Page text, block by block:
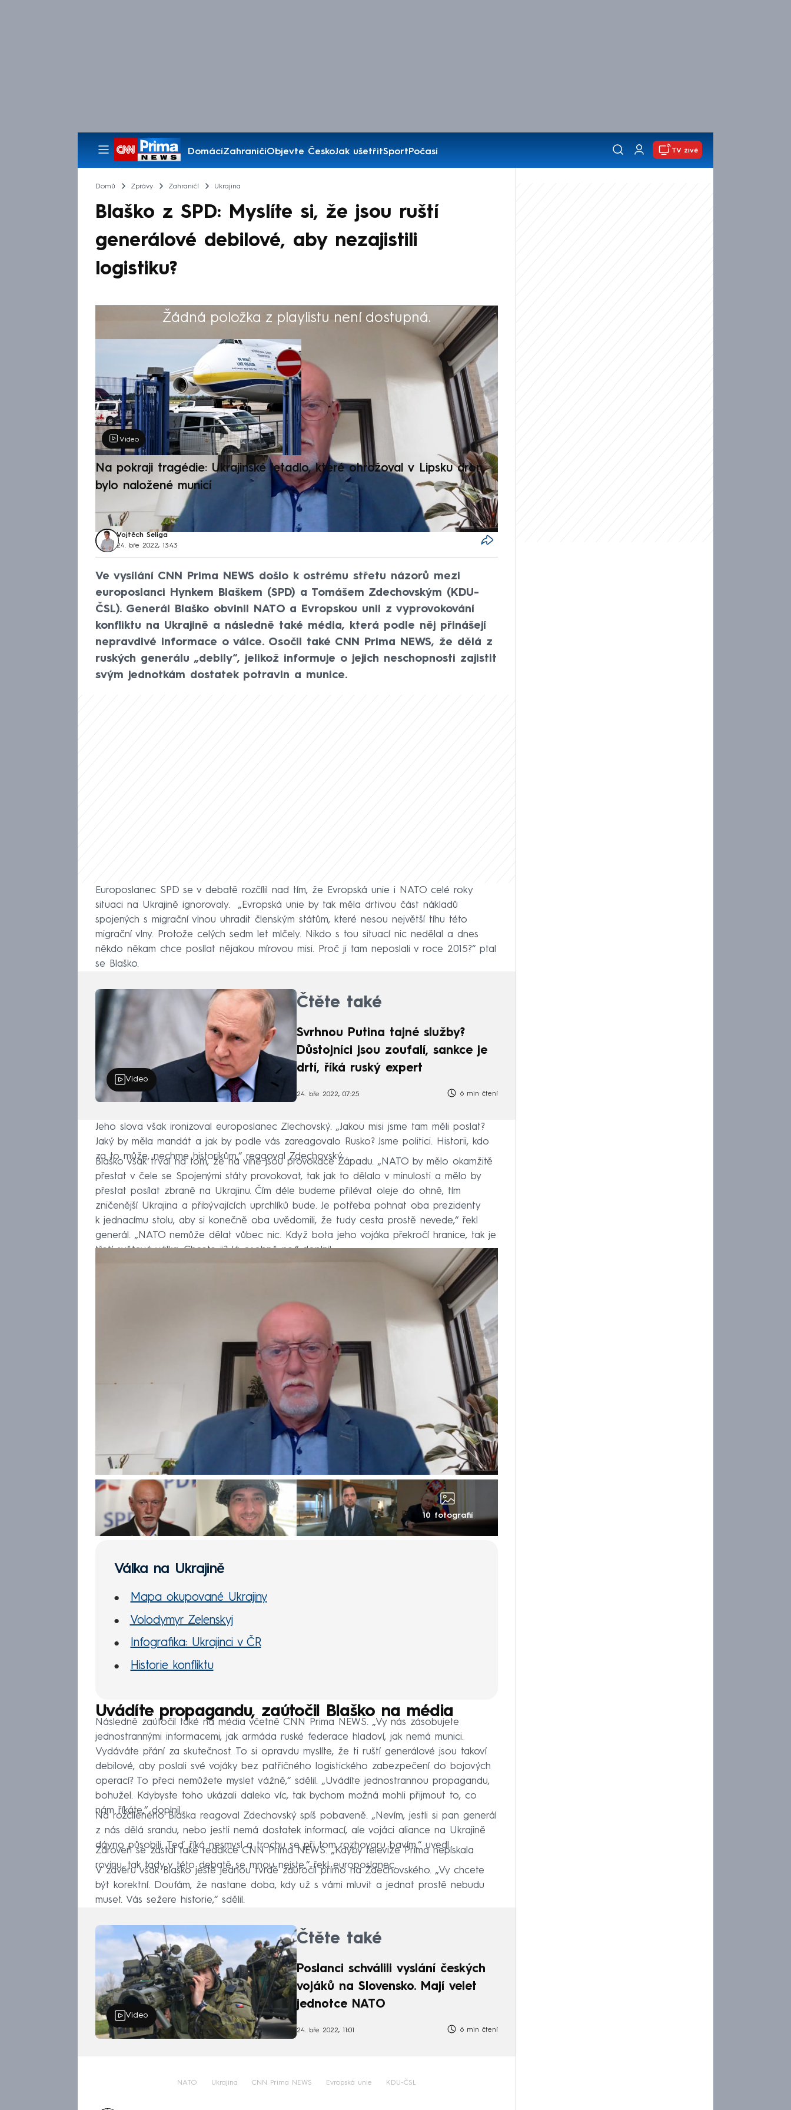
DomácíZahraničíObjevte ČeskoJak ušetřitSportPočasí
Pořady
TV živě
Domů Zprávy Zahraničí Ukrajina
Blaško z SPD: Myslíte si, že jsou ruští
generálové debilové, aby nezajistili
logistiku?
Žádná položka z playlistu není dostupná.
Výběr redakce
Video
Na pokraji tragédie: Ukrajinské letadlo, které ohrožoval v Lipsku dron,
bylo naložené municí
Vojtěch Šeliga
24. bře 2022, 13:43
Ve vysílání CNN Prima NEWS došlo k ostrému střetu názorů mezi
europoslanci Hynkem Blaškem (SPD) a Tomášem Zdechovským (KDU-
ČSL). Generál Blaško obvinil NATO a Evropskou unii z vyprovokování
konfliktu na Ukrajině a následně také média, která podle něj přinášejí
nepravdivé informace o válce. Osočil také CNN Prima NEWS, že dělá z
ruských generálu „debily“, jelikož informuje o jejich neschopnosti zajistit
svým jednotkám dostatek potravin a munice.
Europoslanec SPD se v debatě rozčílil nad tím, že Evropská unie i NATO celé roky
situaci na Ukrajině ignorovaly. „Evropská unie by tak měla drtivou část nákladů
spojených s migrační vlnou uhradit členským státům, které nesou největší tíhu této
migrační vlny. Protože celých sedm let mlčely. Nikdo s tou situací nic nedělal a dnes
někdo někam chce posílat nějakou mírovou misi. Proč ji tam neposlali v roce 2015?“ ptal
se Blaško.
Video
Čtěte také
Svrhnou Putina tajné služby?
Důstojníci jsou zoufalí, sankce je
drtí, říká ruský expert
24. bře 2022, 07:25 6 min čtení
Jeho slova však ironizoval europoslanec Zlechovský. „Jakou misi jsme tam měli poslat?
Jaký by měla mandát a jak by podle vás zareagovalo Rusko? Jsme politici. Historii, kdo
za to může, nechme historikům,“ reagoval Zdechovský.
Blaško však trval na tom, že na vině jsou provokace Západu. „NATO by mělo okamžitě
přestat v čele se Spojenými státy provokovat, tak jak to dělalo v minulosti a mělo by
přestat posílat zbraně na Ukrajinu. Čím déle budeme přilévat oleje do ohně, tím
zničenější Ukrajina a přibývajících uprchlíků bude. Je potřeba pohnat oba prezidenty
k jednacímu stolu, aby si konečně oba uvědomili, že tudy cesta prostě nevede,“ řekl
generál. „NATO nemůže dělat vůbec nic. Když bota jeho vojáka překročí hranice, tak je
třetí světová válka. Chcete ji? Já osobně ne,“ doplnil.
10 fotografií
Válka na Ukrajině
Mapa okupované Ukrajiny
Volodymyr Zelenskyj
Infografika: Ukrajinci v ČR
Historie konfliktu
Uvádíte propagandu, zaútočil Blaško na média
Následně zaútočil také na média včetně CNN Prima NEWS. „Vy nás zásobujete
jednostrannými informacemi, jak armáda ruské federace hladoví, jak nemá munici.
Vydáváte přání za skutečnost. To si opravdu myslíte, že ti ruští generálové jsou takoví
debilové, aby poslali své vojáky bez patřičného logistického zabezpečení do bojových
operací? To přeci nemůžete myslet vážně,“ sdělil. „Uvádíte jednostrannou propagandu,
bohužel. Kdybyste toho ukázali daleko víc, tak bychom možná mohli přijmout to, co
nám říkáte,“ doplnil.
Na rozčíleného Blaška reagoval Zdechovský spíš pobaveně. „Nevím, jestli si pan generál
z nás dělá srandu, nebo jestli nemá dostatek informací, ale vojáci aliance na Ukrajině
dávno působili. Teď říká nesmysl a trochu se při tom rozhovoru bavím,“ uvedl.
Zároveň se zastal také redakce CNN Prima NEWS. „Kdyby televize Prima nepískala
rovinu, tak tady v této debatě se mnou nejste,“ řekl europoslanec.
V závěru však Blaško ještě jednou tvrdě zaútočil přímo na Zdechovského. „Vy chcete
být korektní. Doufám, že nastane doba, kdy už s vámi mluvit a jednat prostě nebudu
muset. Vás sežere historie,“ sdělil.
Video
Čtěte také
Poslanci schválili vyslání českých
vojáků na Slovensko. Mají velet
jednotce NATO
24. bře 2022, 11:01 6 min čtení
NATO Ukrajina CNN Prima NEWS Evropská unie KDU-ČSL